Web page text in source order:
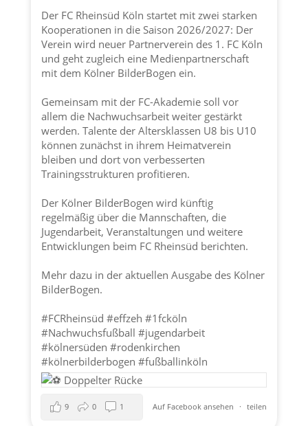
Der FC Rheinsüd Köln startet mit zwei starken
Kooperationen in die Saison 2026/2027: Der
Verein wird neuer Partnerverein des 1. FC Köln
und geht zugleich eine Medienpartnerschaft
mit dem Kölner BilderBogen ein.
Gemeinsam mit der FC-Akademie soll vor
allem die Nachwuchsarbeit weiter gestärkt
werden. Talente der Altersklassen U8 bis U10
können zunächst in ihrem Heimatverein
bleiben und dort von verbesserten
Trainingsstrukturen profitieren.
Der Kölner BilderBogen wird künftig
regelmäßig über die Mannschaften, die
Jugendarbeit, Veranstaltungen und weitere
Entwicklungen beim FC Rheinsüd berichten.
Mehr dazu in der aktuellen Ausgabe des Kölner
BilderBogen.
#FCRheinsüd #effzeh #1fcköln
#Nachwuchsfußball #jugendarbeit
#kölnersüden #rodenkirchen
#kölnerbilderbogen #fußballinköln
Auf Facebook ansehen · teilen
9 0 1